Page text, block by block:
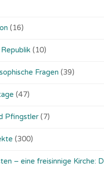
(16)
(10)
Fragen (39)
(47)
Pfingstler (7)
(300)
– eine freisinnige Kirche: